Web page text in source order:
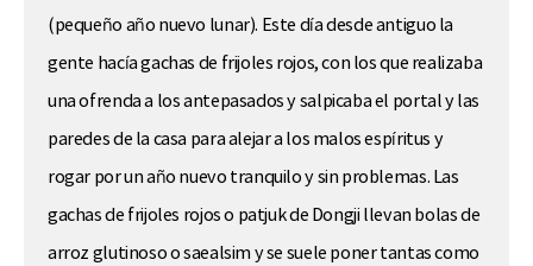
(pequeño año nuevo lunar). Este día desde antiguo la
gente hacía gachas de frijoles rojos, con los que realizaba
una ofrenda a los antepasados y salpicaba el portal y las
paredes de la casa para alejar a los malos espíritus y
rogar por un año nuevo tranquilo y sin problemas. Las
gachas de frijoles rojos o patjuk de Dongji llevan bolas de
arroz glutinoso o saealsim y se suele poner tantas como